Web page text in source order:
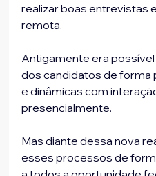
realizar boas entrevistas
remota.
Antigamente era
dos candidatos de forma
e dinâmicas com
presencialmente.
Mas diante dessa nova
esses processos de